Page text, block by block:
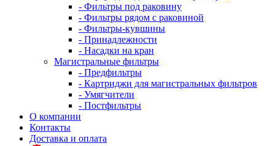
- Фильтры под раковину
- Фильтры рядом с раковиной
- Фильтры-кувшины
- Принадлежности
- Насадки на кран
Магистральные фильтры
- Предфильтры
- Картриджи для магистральных фильтров
- Умягчители
- Постфильтры
О компании
Контакты
Доставка и оплата